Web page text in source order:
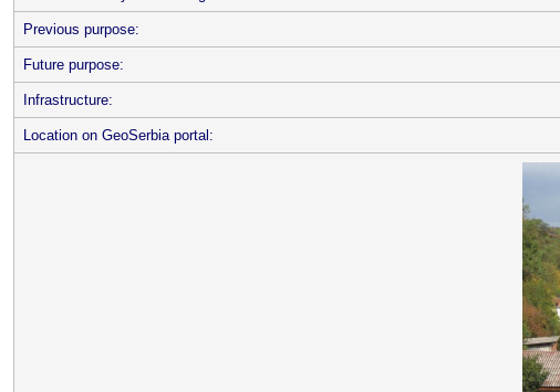
Previous purpose:
Future purpose:
Infrastructure:
Location on GeoSerbia portal: